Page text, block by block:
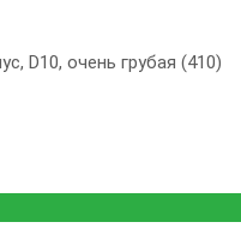
D10, очень грубая (410)